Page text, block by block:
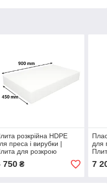
розкрійна HDPE
преса і вирубки |
для розкрою
мм
750₴
для
7